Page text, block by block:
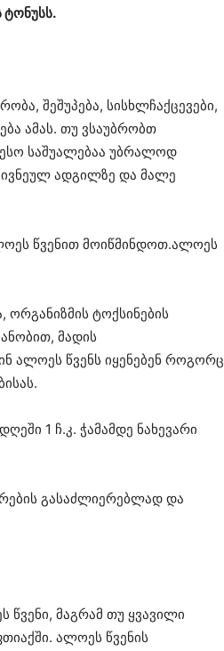
ტონუსს.
შეშუპება, სისხლჩაქცევები,
ამას. თუ ვსაუბრობთ
საშუალებაა უბრალოდ
ადგილზე და მალე
წვენით მოიწმინდოთ.ალოეს
ტოქსინების
მადის
ალოეს წვენს იყენებენ როგორც
1 ჩ.კ. ჭამამდე ნახევარი
გასაძლიერებლად და
მაგრამ თუ ყვავილი
ალოეს წვენის